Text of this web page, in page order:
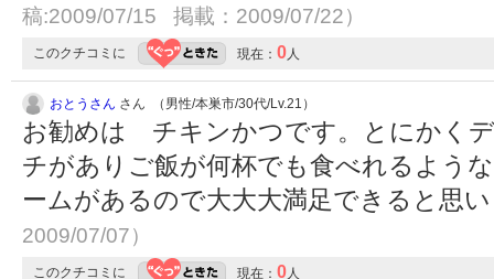
稿:2009/07/15 掲載：2009/07/22）
このクチコミに 現在： 0人
おとうさん さん （男性/本巣市/30代/Lv.21）
お勧めは チキンかつです。とにかく
チがありご飯が何杯でも食べれるよう
ームがあるので大大大満足できると思
2009/07/07）
このクチコミに 現在： 0人